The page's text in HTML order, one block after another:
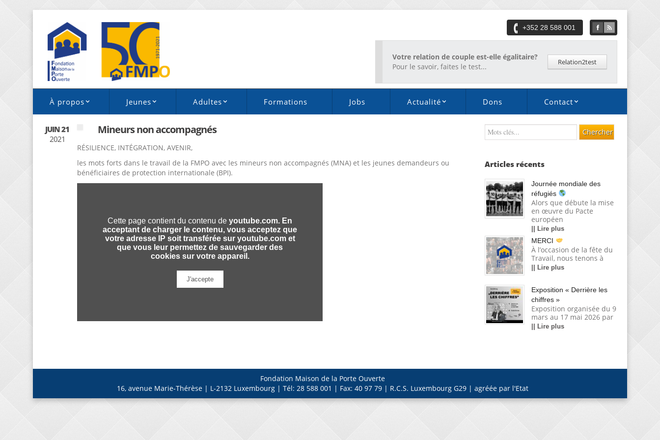
+352 28 588 001
Votre relation de couple est-elle égalitaire?
Pour le savoir, faites le test...
Relation2test
À propos Jeunes Adultes Formations Jobs Actualité Dons Contact
JUIN 21
2021
Mineurs non accompagnés
RÉSILIENCE, INTÉGRATION, AVENIR,
les mots forts dans le travail de la FMPO avec les mineurs non accompagnés (MNA) et les jeunes demandeurs ou
bénéficiaires de protection internationale (BPI).
Articles récents
Journée mondiale des
réfugiés
Alors que débute la mise
en œuvre du Pacte
européen
|| Lire plus
MERCI
À l’occasion de la fête du
Travail, nous tenons à
|| Lire plus
Exposition « Derrière les
chiffres »
Exposition organisée du 9
mars au 17 mai 2026 par
|| Lire plus
Fondation Maison de la Porte Ouverte
16, avenue Marie-Thérèse | L-2132 Luxembourg | Tél: 28 588 001 | Fax: 40 97 79 | R.C.S. Luxembourg G29 | agréée par l'Etat